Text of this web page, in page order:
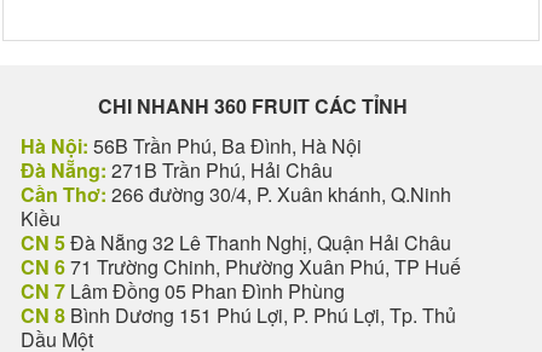
CHI NHANH 360 FRUIT CÁC TỈNH
Hà Nội: 56B Trần Phú, Ba Đình, Hà Nội
Đà Nẵng: 271B Trần Phú, Hải Châu
Cần Thơ: 266 đường 30/4, P. Xuân khánh, Q.Ninh
Kiều
CN 5Đà Nẵng 32 Lê Thanh Nghị, Quận Hải Châu
CN 671 Trường Chinh, Phường Xuân Phú, TP Huế
CN 7 Lâm Đồng 05 Phan Đình Phùng
CN 8 Bình Dương 151 Phú Lợi, P. Phú Lợi, Tp. Thủ
Dầu Một